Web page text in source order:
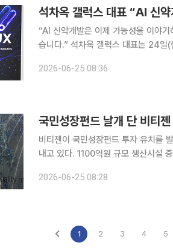
“AI 신약개발은 이제 가능성을 이야
습니다.” 석차옥 갤럭스 대표는 24일(현지시간) 미국 샌디에이고에서 열린 ‘2026 바이오 인터내셔
개발에 얼마나 활용할 수 있는지를 보
2026-06-25 08:36
국민성장펀드 날개 단 비티
비티젠이 국민성장펀드 투자 유치를
내고 있다. 1100억원 규모 생산시설
는 24일(현지시간) 미국 샌디에이고
2026-06-25 08:28
1 2 3 4 5